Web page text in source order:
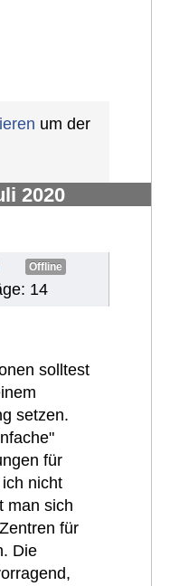
um der
2020
Offline
14
solltest
setzen.
für
nicht
man sich
für
Die